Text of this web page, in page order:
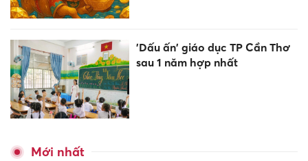
'Dấu ấn' giáo dục TP Cần Thơ
sau 1 năm hợp nhất
Mới nhất